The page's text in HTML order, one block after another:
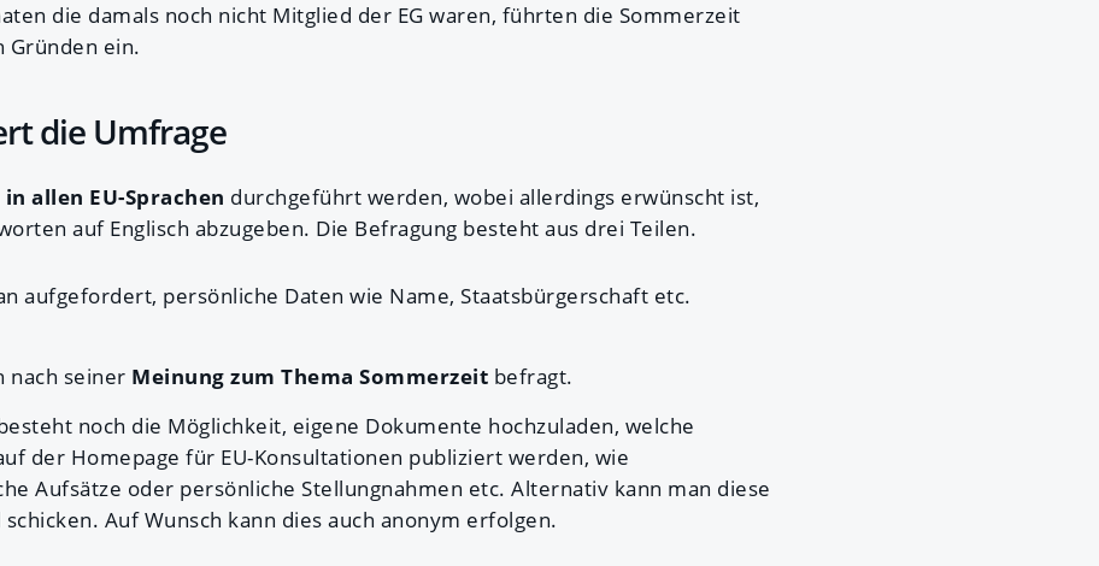
die damals noch nicht Mitglied der EG waren, führten die Sommerzeit
Gründen ein.
die Umfrage
allen EU-Sprachen durchgeführt werden, wobei allerdings erwünscht ist,
auf Englisch abzugeben. Die Befragung besteht aus drei Teilen.
aufgefordert, persönliche Daten wie Name, Staatsbürgerschaft etc.
nach seiner Meinung zum Thema Sommerzeit befragt.
noch die Möglichkeit, eigene Dokumente hochzuladen, welche
der Homepage für EU-Konsultationen publiziert werden, wie
Aufsätze oder persönliche Stellungnahmen etc. Alternativ kann man diese
schicken. Auf Wunsch kann dies auch anonym erfolgen.